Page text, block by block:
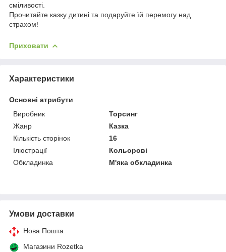
сміливості.
Прочитайте казку дитині та подаруйте їй перемогу над
страхом!
Приховати
Характеристики
Основні атрибути
Виробник
Торсинг
Жанр
Казка
Кількість сторінок
16
Ілюстрації
Кольорові
Обкладинка
М'яка обкладинка
Умови доставки
Нова Пошта
Магазини Rozetka